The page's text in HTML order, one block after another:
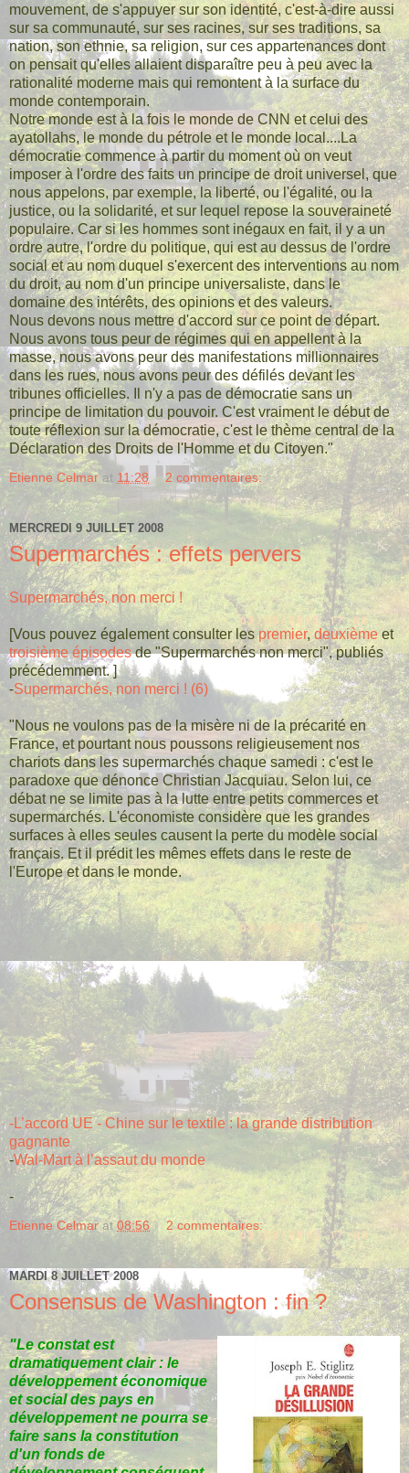
mouvement, de s'appuyer sur son identité, c'est-à-dire aussi
sur sa communauté, sur ses racines, sur ses traditions, sa
nation, son ethnie, sa religion, sur ces appartenances dont
on pensait qu'elles allaient disparaître peu à peu avec la
rationalité moderne mais qui remontent à la surface du
monde contemporain.
Notre monde est à la fois le monde de CNN et celui des
ayatollahs, le monde du pétrole et le monde local....La
démocratie commence à partir du moment où on veut
imposer à l'ordre des faits un principe de droit universel, que
nous appelons, par exemple, la liberté, ou l'égalité, ou la
justice, ou la solidarité, et sur lequel repose la souveraineté
populaire. Car si les hommes sont inégaux en fait, il y a un
ordre autre, l'ordre du politique, qui est au dessus de l'ordre
social et au nom duquel s'exercent des interventions au nom
du droit, au nom d'un principe universaliste, dans le
domaine des intérêts, des opinions et des valeurs.
Nous devons nous mettre d'accord sur ce point de départ.
Nous avons tous peur de régimes qui en appellent à la
masse, nous avons peur des manifestations millionnaires
dans les rues, nous avons peur des défilés devant les
tribunes officielles. Il n'y a pas de démocratie sans un
principe de limitation du pouvoir. C'est vraiment le début de
toute réflexion sur la démocratie, c'est le thème central de la
Déclaration des Droits de l'Homme et du Citoyen."
Etienne Celmar at 11:28 2 commentaires:
MERCREDI 9 JUILLET 2008
Supermarchés : effets pervers
Supermarchés, non merci !
[Vous pouvez également consulter lespremier, deuxièmeet
troisième épisodesde "Supermarchés non merci", publiés
précédemment. ]
-Supermarchés, non merci ! (6)
"Nous ne voulons pas de la misère ni de la précarité en
France, et pourtant nous poussons religieusement nos
chariots dans les supermarchés chaque samedi : c'est le
paradoxe que dénonce Christian Jacquiau. Selon lui, ce
débat ne se limite pas à la lutte entre petits commerces et
supermarchés. L'économiste considère que les grandes
surfaces à elles seules causent la perte du modèle social
français. Et il prédit les mêmes effets dans le reste de
l'Europe et dans le monde.
-L’accord UE - Chine sur le textile : la grande distribution
gagnante
-Wal-Mart à l’assaut du monde
-
Etienne Celmar at08:56 2 commentaires:
MARDI 8 JUILLET 2008
Consensus de Washington : fin ?
"Le constat est
dramatiquement clair : le
développement économique
et social des pays en
développement ne pourra se
faire sans la constitution
d'un fonds de